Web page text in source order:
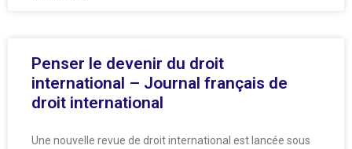
Penser le devenir du droit
international – Journal français de
droit international
Une nouvelle revue de droit international est lancée sous